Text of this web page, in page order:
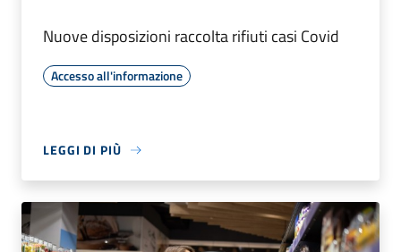
Nuove disposizioni raccolta rifiuti casi Covid
Accesso all'informazione
LEGGI DI PIÙ